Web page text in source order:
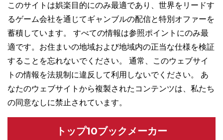
このサイトは娯楽目的にのみ最適であり、世界をリードす
るゲーム会社を通じてギャンブルの配信と特別オファーを
蓄積しています。 すべての情報は参照ポイントにのみ最
適です。お住まいの地域および地域内の正当な仕様を検証
することを忘れないでください。 通常、このウェブサイ
トの情報を法規制に違反して利用しないでください。 あ
なたのウェブサイトから複製されたコンテンツは、私たち
の同意なしに禁止されています。
トップ10ブックメーカー